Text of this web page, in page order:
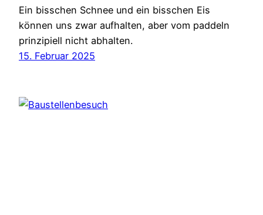
Ein bisschen Schnee und ein bisschen Eis
können uns zwar aufhalten, aber vom paddeln
prinzipiell nicht abhalten.
15. Februar 2025